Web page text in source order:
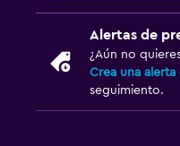
Plancha y tabla de
Habitación
Alertas de
¿Aún no
Crea una
seguimiento.